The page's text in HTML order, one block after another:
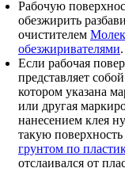
Рабочую
обезжирить
очистителем
обезжиривателями.
Если рабочая
представляет
котором указана
или другая
нанесением клея
такую поверхность
грунтом по
отслаивался от